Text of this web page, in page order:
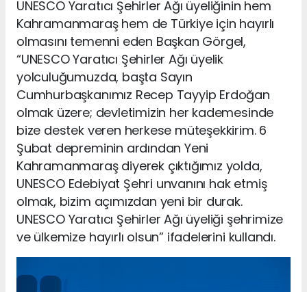
UNESCO Yaratıcı Şehirler Ağı üyeliğinin hem
Kahramanmaraş hem de Türkiye için hayırlı
olmasını temenni eden Başkan Görgel,
“UNESCO Yaratıcı Şehirler Ağı üyelik
yolculuğumuzda, başta Sayın
Cumhurbaşkanımız Recep Tayyip Erdoğan
olmak üzere; devletimizin her kademesinde
bize destek veren herkese müteşekkirim. 6
Şubat depreminin ardından Yeni
Kahramanmaraş diyerek çıktığımız yolda,
UNESCO Edebiyat Şehri unvanını hak etmiş
olmak, bizim açımızdan yeni bir durak.
UNESCO Yaratıcı Şehirler Ağı üyeliği şehrimize
ve ülkemize hayırlı olsun” ifadelerini kullandı.